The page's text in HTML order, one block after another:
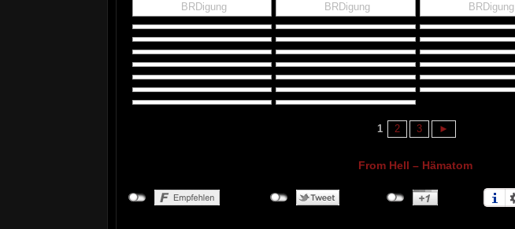
BRDigung BRDigung BRDigung
1 2 3 ►
From Hell – Hämatom